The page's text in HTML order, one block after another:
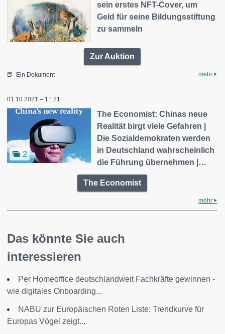
sein erstes NFT-Cover, um
Geld für seine Bildungsstiftung
zu sammeln
Zur Auktion
Ein Dokument mehr
01.10.2021 – 11:21
2
The Economist: Chinas neue
Realität birgt viele Gefahren |
Die Sozialdemokraten werden
in Deutschland wahrscheinlich
die Führung übernehmen |…
The Economist
mehr
Das könnte Sie auch
interessieren
Per Homeoffice deutschlandweit Fachkräfte gewinnen -
wie digitales Onboarding...
NABU zur Europäischen Roten Liste: Trendkurve für
Europas Vögel zeigt...